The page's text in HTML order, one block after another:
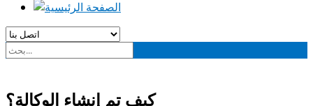
كيف تم إنشاء الوكالة؟